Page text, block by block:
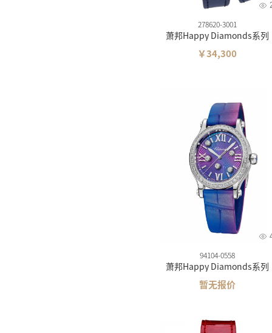
278620-3001
萧邦Happy Diamonds系列
￥34,300
94104-0558
萧邦Happy Diamonds系列
暂无报价